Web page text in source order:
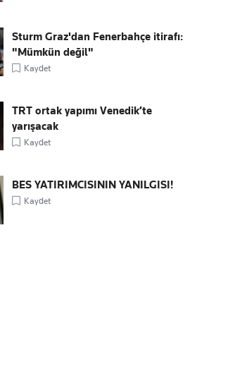
Sturm Graz'dan Fenerbahçe itirafı:
"Mümkün değil"
Kaydet
TRT ortak yapımı Venedik’te
yarışacak
Kaydet
BES YATIRIMCISININ YANILGISI!
Kaydet